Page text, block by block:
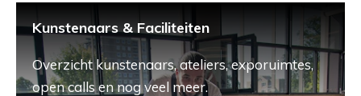
Kunstenaars & Faciliteiten
Overzicht kunstenaars, ateliers, exporuimtes,
open calls en nog veel meer.